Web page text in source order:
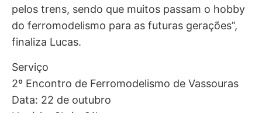
pelos trens, sendo que muitos passam o hobby
do ferromodelismo para as futuras gerações”,
finaliza Lucas.
Serviço
2º Encontro de Ferromodelismo de Vassouras
Data: 22 de outubro